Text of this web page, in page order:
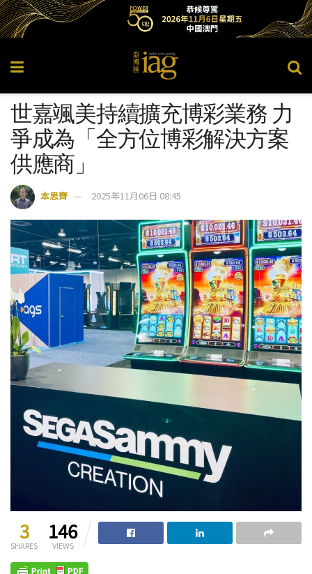
世嘉颯美持續擴充博彩業務 力
爭成為「全方位博彩解決方案
供應商」
本思齊 2025年11月06日 08:45
3
SHARES
146
VIEWS